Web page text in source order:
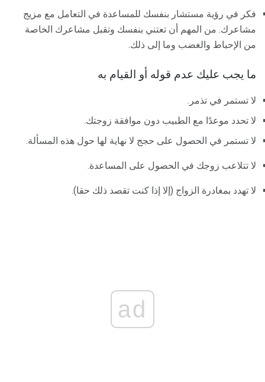
فكر في رؤية مستشار بنفسك للمساعدة في التعامل مع مزيج
مشاعرك. من المهم أن تعتني بنفسك وتقبل مشاعرك الخاصة
من الإحباط والغضب وما إلى ذلك.
ما يجب عليك عدم قوله أو القيام به
لا تستمر في تذمر.
لا تحدد موعدًا مع الطبيب دون موافقة زوجتك.
لا تستمر في الحصول على حجج لا نهاية لها حول هذه المسألة.
لا تتلاعب زوجك في الحصول على المساعدة.
لا تهدد بمغادرة الزواج (إلا إذا كنت تقصد ذلك حقا).
ad